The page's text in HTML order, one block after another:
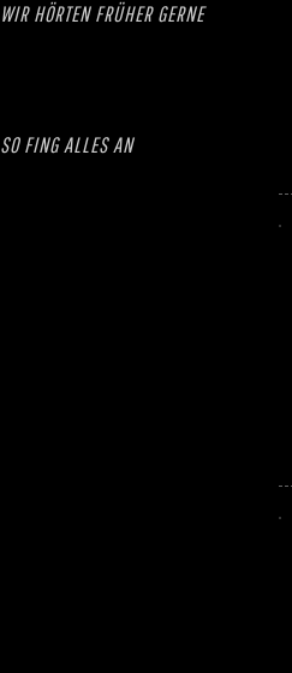
WIR HÖRTEN FRÜHER GERNE
SO FING ALLES AN